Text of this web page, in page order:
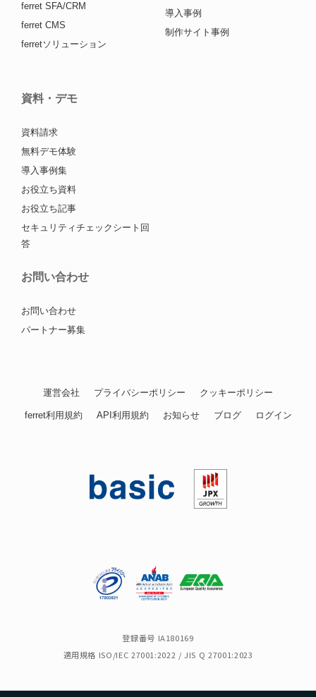
ferret SFA/CRM
ferret CMS
ferretソリューション
導入事例
制作サイト事例
資料・デモ
資料請求
無料デモ体験
導入事例集
お役立ち資料
お役立ち記事
セキュリティチェックシート回
答
お問い合わせ
お問い合わせ
パートナー募集
運営会社 プライバシーポリシー クッキーポリシー
ferret利用規約 API利用規約 お知らせ ブログ ログイン
登録番号 IA180169
適用規格 ISO/IEC 27001:2022 / JIS Q 27001:2023